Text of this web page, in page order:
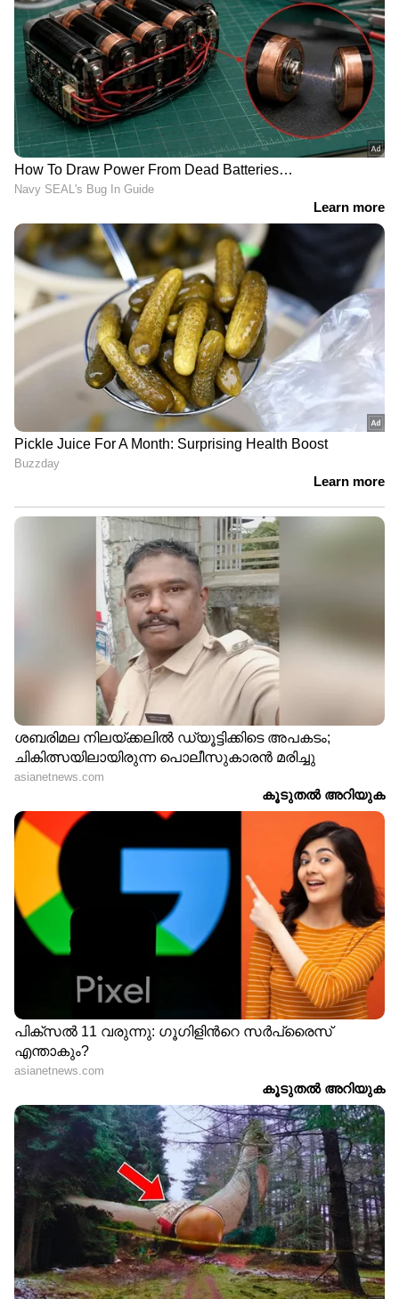
ദിവസങ്ങൾക്ക് മുൻപ് കഴിച്ച ഭക്ഷണത്തിൽ
നിന്ന് ഭക്ഷ്യവിഷബാധ ഉണ്ടാകുമോ?
അതെ. ചില ബാക്ടീരിയകളോ വൈറസുകളോ
ശരീരത്തിൽ പ്രവേശിച്ച് രോഗലക്ഷണങ്ങൾ
കാണിക്കാൻ ഏതാനും മണിക്കൂറുകൾ മുതൽ
ആഴ്ചകൾ വരെ എടുത്തേക്കാം. അതിനാൽ
കുറച്ചു ദിവസം മുൻപ് കഴിച്ച മോശം
ഭക്ഷണവും ഭക്ഷ്യവിഷബാധ ഉണ്ടാവാൻ
കാരണമാകാം.
അടുക്കളയിലെ ചെറിയ അശ്രദ്ധകൾ പോലും
വലിയ ആരോഗ്യപ്രശ്നങ്ങൾക്ക്
കാരണമായേക്കാം. ഭക്ഷണ സാധനങ്ങൾ
കൈകാര്യം ചെയ്യലിൽ ശുചിത്വം പാലിക്കുക
എന്നതാണ് ആരോഗ്യം നിലനിർത്തുന്നതിന്
പ്രധാനമായും ശ്രദ്ധിക്കേണ്ട കാര്യം.